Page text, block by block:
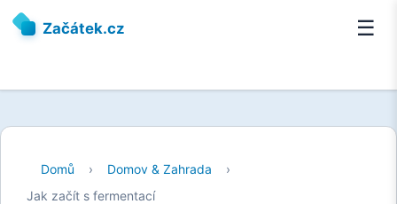
Začátek.cz ☰
Domů › Domov & Zahrada
›
Jak začít s fermentací